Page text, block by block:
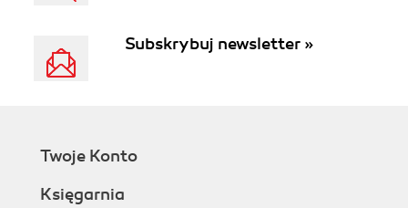
Subskrybuj newsletter »
Twoje Konto
Księgarnia